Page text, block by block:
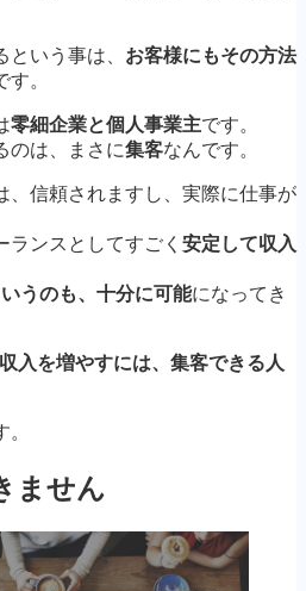
いう事は、 お客様にもその方法
す。
零細企業と個人事業主です。
のは、まさに集客なんです。
、信頼されますし、実際に仕事が
ランスとしてすごく 安定して収入
うのも、十分に可能になってき
入を増やすには、集客できる人
ません